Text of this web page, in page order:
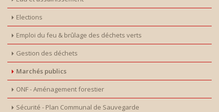
Elections
Emploi du feu & brûlage des déchets verts
Gestion des déchets
Marchés publics
ONF - Aménagement forestier
Sécurité - Plan Communal de Sauvegarde